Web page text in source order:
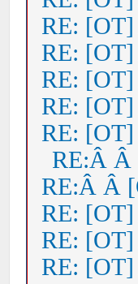
RE:
RE:
RE:
RE:
RE:
RE:Â Â
RE:Â Â
RE:
RE:
RE: